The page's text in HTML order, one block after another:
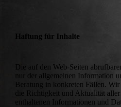
Haftung für Inhalte
Die auf den Web-Seiten
nur der allgemeinen Information
Beratung in konkreten Fällen.
die Richtigkeit und Aktualität
enthaltenen Informationen und